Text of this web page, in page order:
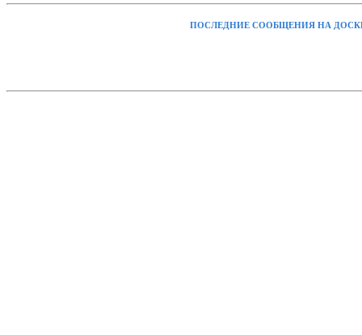
ПОСЛЕДНИЕ СООБЩЕНИЯ НА